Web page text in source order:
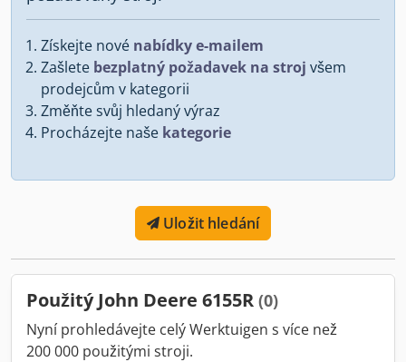
Získejte nové nabídky e-mailem
Zašlete bezplatný požadavek na stroj všem
prodejcům v kategorii
Změňte svůj hledaný výraz
Procházejte naše kategorie
Uložit hledání
Použitý John Deere 6155R (0)
Nyní prohledávejte celý Werktuigen s více než
200 000 použitými stroji.